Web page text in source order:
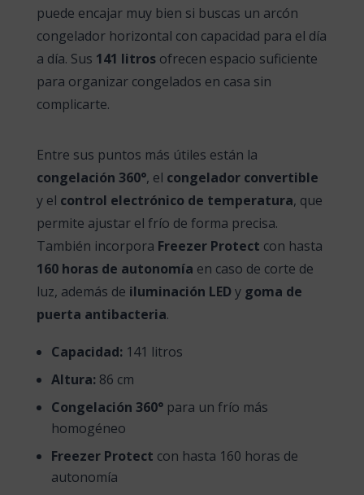
puede encajar muy bien si buscas un arcón
congelador horizontal con capacidad para el día
a día. Sus 141 litrosofrecen espacio suficiente
para organizar congelados en casa sin
complicarte.
Entre sus puntos más útiles están la
congelación 360°, el congelador convertible
y el control electrónico de temperatura, que
permite ajustar el frío de forma precisa.
También incorpora Freezer Protect con hasta
160 horas de autonomía en caso de corte de
luz, además de iluminación LEDy goma de
puerta antibacteria.
Capacidad: 141 litros
Altura: 86 cm
Congelación 360° para un frío más
homogéneo
Freezer Protect con hasta 160 horas de
autonomía